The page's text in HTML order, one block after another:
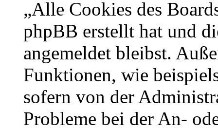
„Alle Cookies des
phpBB erstellt hat und
angemeldet bleibst.
Funktionen, wie
sofern von der
Probleme bei der An-